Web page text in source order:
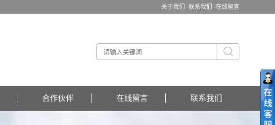
关于我们 -联系我们 -在线留言
合作伙伴 在线留言 联系我们